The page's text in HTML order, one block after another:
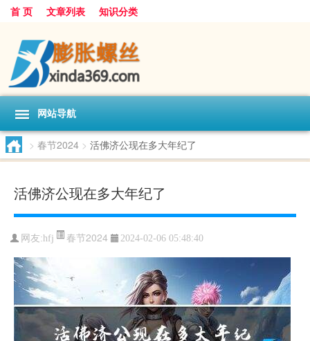
首 页 文章列表 知识分类
网站导航
> 春节2024 > 活佛济公现在多大年纪了
活佛济公现在多大年纪了
网友:hfj 春节2024 2024-02-06 05:48:40